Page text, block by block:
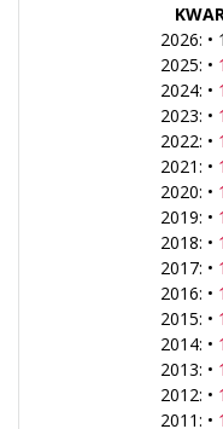
2026: •
2025: •
2024: •
2023: •
2022: •
2021: •
2020: •
2019: •
2018: •
2017: •
2016: •
2015: •
2014: •
2013: •
2012: •
2011: •